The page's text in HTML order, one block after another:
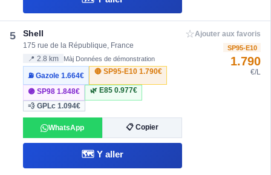
5 Shell
175 rue de la République, France
📍 2.8 km Màj Données de démonstration
⛽ Gazole1.664€
🔴 SP95-E10 1.790€
🟣 SP981.848€ 🌿 E85 0.977€
💨 GPLc1.094€
WhatsApp 📋 Copier
🗺️ Y aller
☆Ajouter aux favoris
SP95-E10
1.790
€/L